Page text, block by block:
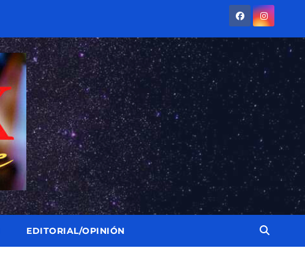
EDITORIAL/OPINIÓN